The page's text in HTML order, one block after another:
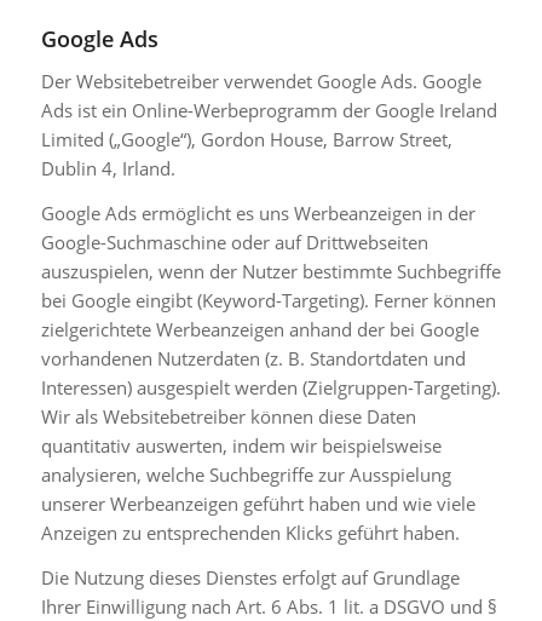
Google Ads
Der Websitebetreiber verwendet Google Ads. Google
Ads ist ein Online-Werbeprogramm der Google Ireland
Limited („Google“), Gordon House, Barrow Street,
Dublin 4, Irland.
Google Ads ermöglicht es uns Werbeanzeigen in der
Google-Suchmaschine oder auf Drittwebseiten
auszuspielen, wenn der Nutzer bestimmte Suchbegriffe
bei Google eingibt (Keyword-Targeting). Ferner können
zielgerichtete Werbeanzeigen anhand der bei Google
vorhandenen Nutzerdaten (z. B. Standortdaten und
Interessen) ausgespielt werden (Zielgruppen-Targeting).
Wir als Websitebetreiber können diese Daten
quantitativ auswerten, indem wir beispielsweise
analysieren, welche Suchbegriffe zur Ausspielung
unserer Werbeanzeigen geführt haben und wie viele
Anzeigen zu entsprechenden Klicks geführt haben.
Die Nutzung dieses Dienstes erfolgt auf Grundlage
Ihrer Einwilligung nach Art. 6 Abs. 1 lit. a DSGVO und §